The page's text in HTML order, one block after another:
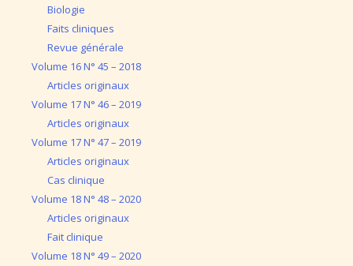
Biologie
Faits cliniques
Revue générale
Volume 16 N° 45 – 2018
Articles originaux
Volume 17 N° 46 – 2019
Articles originaux
Volume 17 N° 47 – 2019
Articles originaux
Cas clinique
Volume 18 N° 48 – 2020
Articles originaux
Fait clinique
Volume 18 N° 49 – 2020